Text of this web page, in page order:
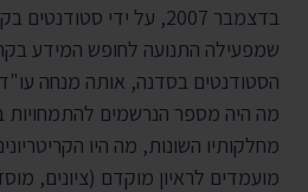
בדצמבר 2007, על ידי
שמפעילה התנועה לחופש המידע
הסטודנטים בסדנה, אותה מנחה
מה היה מספר הנרשמים
מחלקותיו השונות, מה היו
מועמדים לראיון מוקדם (ציונים,